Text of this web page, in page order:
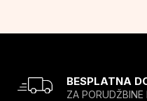
BESPLATNA
ZA PORUDŽBINE